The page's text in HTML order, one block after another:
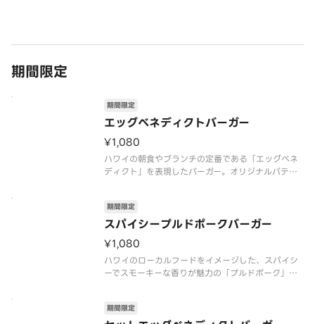
期間限定
エッグベネディクトバーガー
期間限定
¥1,080
ハワイの朝食やブランチの定番である「エッグベネ
ディクト」を表現したバーガー。オリジナルパティ
店内仕込みのオランデーズソースをたっぷりと合わ
せました。濃厚なコクとまろやか
スパイシープルドポークバーガー
期間限定
¥1,080
ハワイのローカルフードをイメージした、スパイシ
ーでスモーキーな香りが魅力の「プルドポーク」を
スを合わせました。さらに、店内仕込みの華やかな
期間限定